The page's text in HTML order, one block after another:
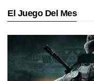
El Juego Del Mes